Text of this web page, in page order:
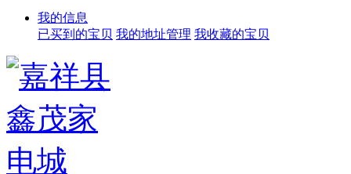
我的信息
已买到的宝贝 我的地址管理 我收藏的宝贝